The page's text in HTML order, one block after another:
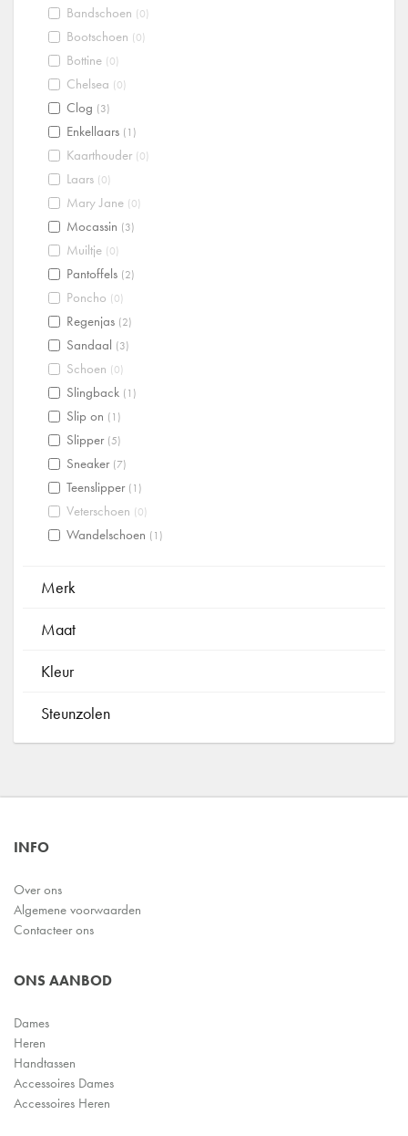
Bandschoen (0)
Bootschoen (0)
Bottine (0)
Chelsea (0)
Clog (3)
Enkellaars (1)
Kaarthouder (0)
Laars (0)
Mary Jane (0)
Mocassin (3)
Muiltje (0)
Pantoffels (2)
Poncho (0)
Regenjas (2)
Sandaal (3)
Schoen (0)
Slingback (1)
Slip on (1)
Slipper (5)
Sneaker (7)
Teenslipper (1)
Veterschoen (0)
Wandelschoen (1)
Merk
Maat
Kleur
Steunzolen
INFO
Over ons
Algemene voorwaarden
Contacteer ons
ONS AANBOD
Dames
Heren
Handtassen
Accessoires Dames
Accessoires Heren